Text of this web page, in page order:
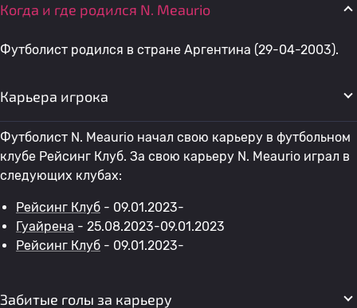
Когда и где родился N. Meaurio
Футболист родился в стране Аргентина (29-04-2003).
Карьера игрока
Футболист N. Meaurio начал свою карьеру в футбольном
клубе Рейсинг Клуб. За свою карьеру N. Meaurio играл в
следующих клубах:
Рейсинг Клуб - 09.01.2023-
Гуайрена - 25.08.2023-09.01.2023
Рейсинг Клуб - 09.01.2023-
Забитые голы за карьеру